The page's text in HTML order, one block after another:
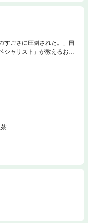
ごさに圧倒された。」国
シャリスト」が教えるお茶
トが身につけたい総合ア
ごとに培われてきた文化、
立戦争、民族や奴隷問題、
グローバルな知見が網羅
の場としても用いられて
アフタヌーンティーは、
銀器、カトラリーやリネ
「暮らしの中に息づくア
雑誌等で話題を集める「紅
活に彩りをもたらす紅茶の
のことをよく知らなかっ
ドを愉しめる唯一無二の